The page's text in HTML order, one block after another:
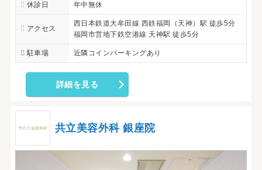
休診日 年中無休
アクセス
西日本鉄道大牟田線 西鉄福岡（天神）駅 徒歩5分
福岡市営地下鉄空港線 天神駅 徒歩5分
駐車場 近隣コインパーキングあり
詳細を見る
共立美容外科 銀座院